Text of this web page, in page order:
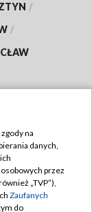
/
/
na
danych,
przez
„TVP”),
Zaufanych
do